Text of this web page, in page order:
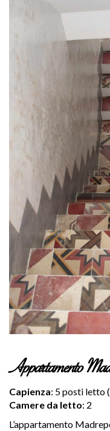
Appartamento
Capienza: 5 posti letto
Camere da letto: 2
L’appartamento